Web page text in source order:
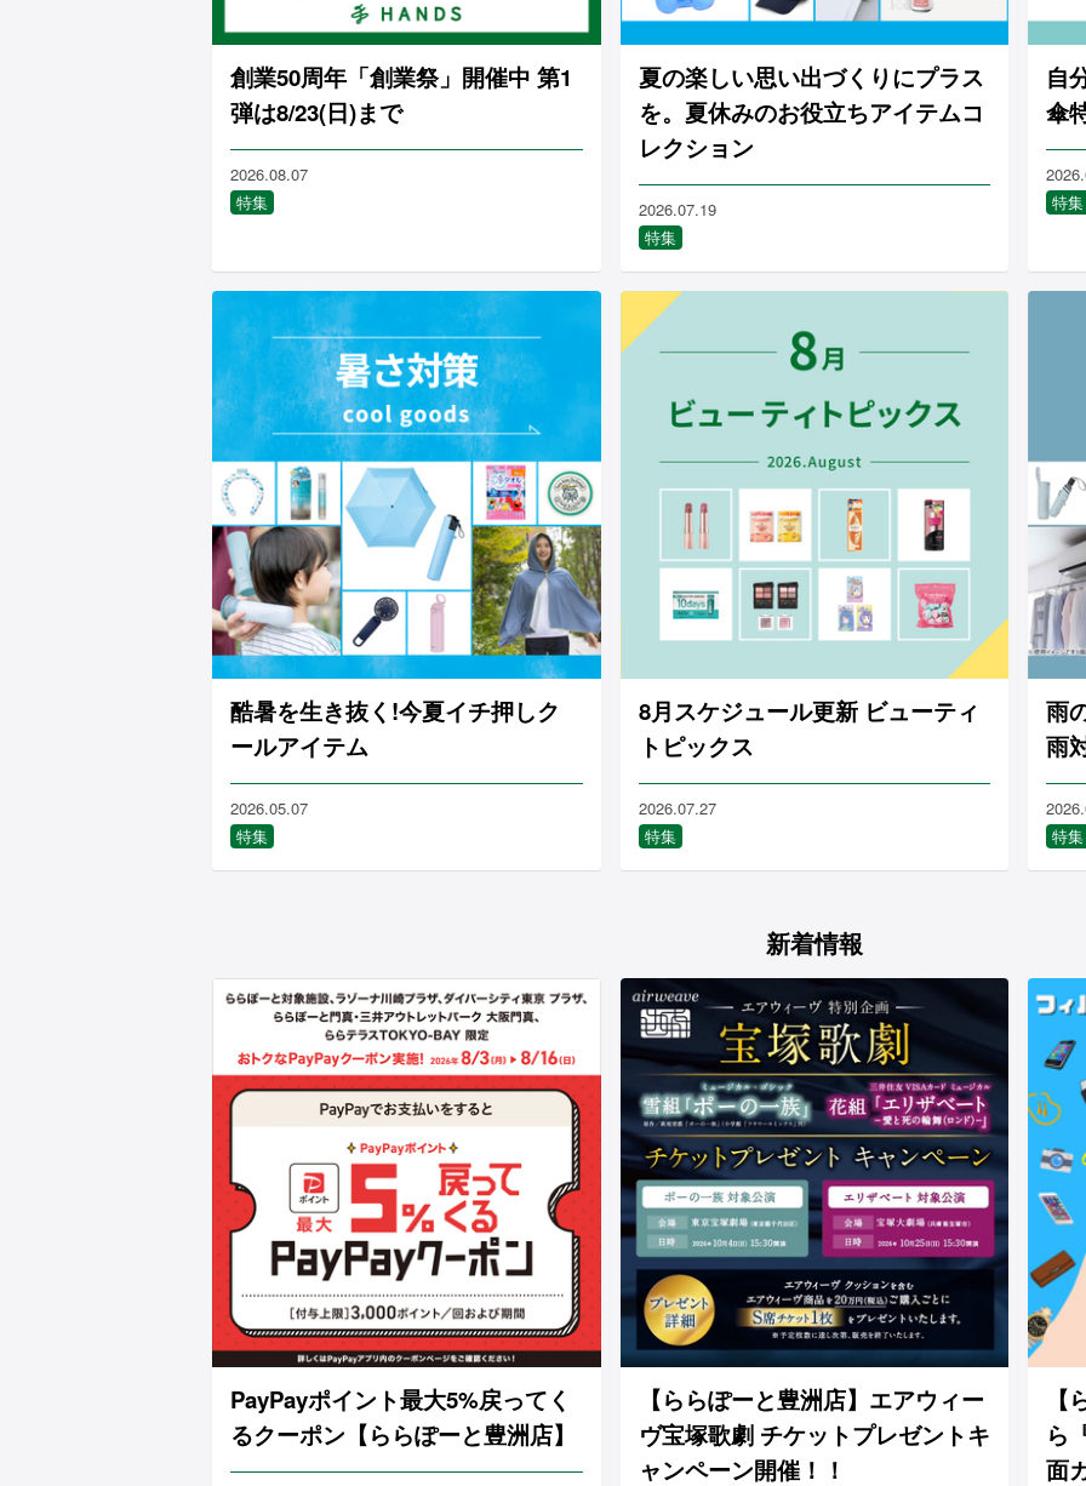
創業50周年「創業祭」開催中 第1
弾は8/23(日)まで
2026.08.07
特集
夏の楽しい思い出づくりにプラス
を。夏休みのお役立ちアイテムコ
レクション
2026.07.19
特集
自
傘
特集
酷暑を生き抜く!今夏イチ押しク
ールアイテム
2026.05.07
特集
8月スケジュール更新 ビューティ
トピックス
2026.07.27
特集
雨
雨
特集
新着情報
PayPayポイント最大5%戻ってく
るクーポン【ららぽーと豊洲店】
【ららぽーと豊洲店】エアウィー
ヴ宝塚歌劇 チケットプレゼントキ
ャンペーン開催！！
ら
面